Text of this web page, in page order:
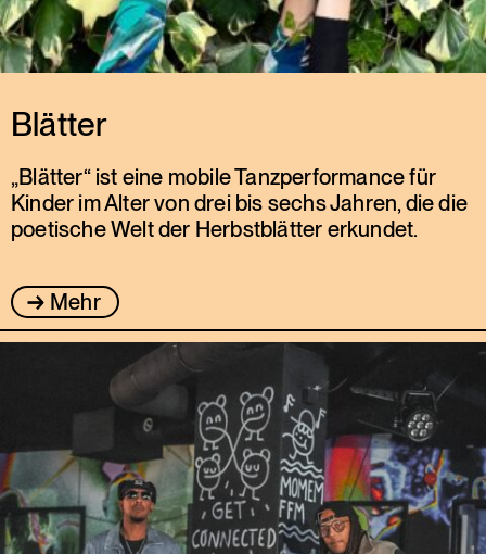
Blätter
„Blätter“ ist eine mobile Tanzperformance für
Kinder im Alter von drei bis sechs Jahren, die die
poetische Welt der Herbstblätter erkundet.
Mehr